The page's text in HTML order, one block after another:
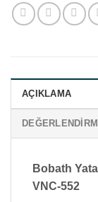
AÇIKLAMA
Bobath
VNC-552